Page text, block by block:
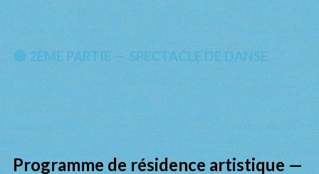
🔴 2ÈME PARTIE — SPECTACLE DE DANSE
Programme de résidence artistique —